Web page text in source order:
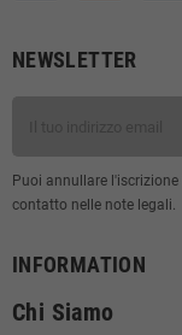
NEWSLETTER
Puoi annullare
contatto nelle note legali.
INFORMATION
Chi Siamo